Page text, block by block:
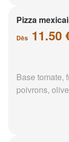
Pizza
Dès 11.50
Base tomate,
poivrons,